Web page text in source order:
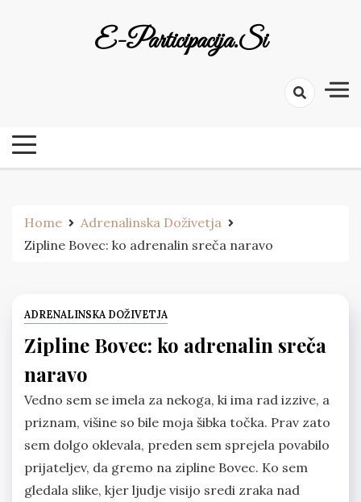
E-Participacija.si
Home
Adrenalinska Doživetja
Zipline Bovec: ko adrenalin sreča naravo
ADRENALINSKA DOŽIVETJA
Zipline Bovec: ko adrenalin sreča
naravo
Vedno sem se imela za nekoga, ki ima rad izzive, a
priznam, višine so bile moja šibka točka. Prav zato
sem dolgo oklevala, preden sem sprejela povabilo
prijateljev, da gremo na zipline Bovec. Ko sem
gledala slike, kjer ljudje visijo sredi zraka nad